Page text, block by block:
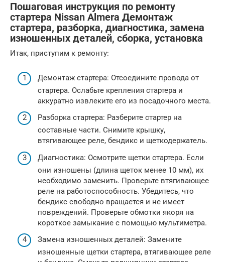
Пошаговая инструкция по ремонту
стартера Nissan Almera Демонтаж
стартера, разборка, диагностика, замена
изношенных деталей, сборка, установка
Итак, приступим к ремонту:
Демонтаж стартера: Отсоедините провода от
стартера. Ослабьте крепления стартера и
аккуратно извлеките его из посадочного места.
Разборка стартера: Разберите стартер на
составные части. Снимите крышку,
втягивающее реле, бендикс и щеткодержатель.
Диагностика: Осмотрите щетки стартера. Если
они изношены (длина щеток менее 10 мм), их
необходимо заменить. Проверьте втягивающее
реле на работоспособность. Убедитесь, что
бендикс свободно вращается и не имеет
повреждений. Проверьте обмотки якоря на
короткое замыкание с помощью мультиметра.
Замена изношенных деталей: Замените
изношенные щетки стартера, втягивающее реле